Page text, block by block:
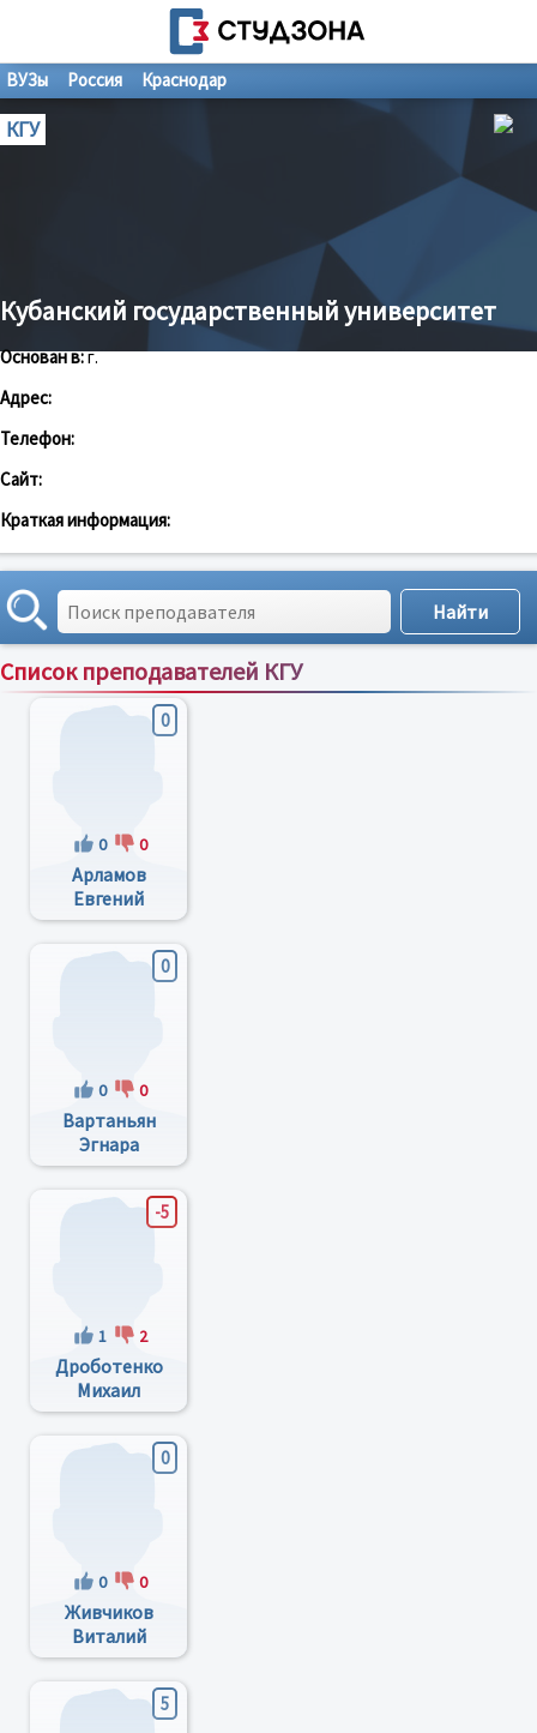
ВУЗы Россия Краснодар
КГУ
Кубанский государственный университет
Основан в:г.
Адрес:
Телефон:
Сайт:
Краткая информация:
Список преподавателей КГУ
Сортировка по:имени;рейтингу;отзывам
0
0 0
Арламов
Евгений
Александрович
0
0 0
Вартаньян
Эгнара
Гайковна
-5
1 2
Дроботенко
Михаил
Иванович
0
0 0
Живчиков
Виталий
Георгиевич
5